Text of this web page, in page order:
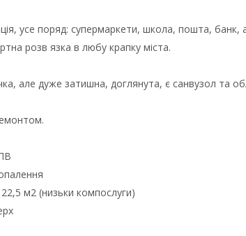
усе поряд: супермаркети, школа, пошта, банк,
розв язка в любу крапку міста.
але дуже затишна, доглянута, є санвузол та
м2 (низьки компослуги)